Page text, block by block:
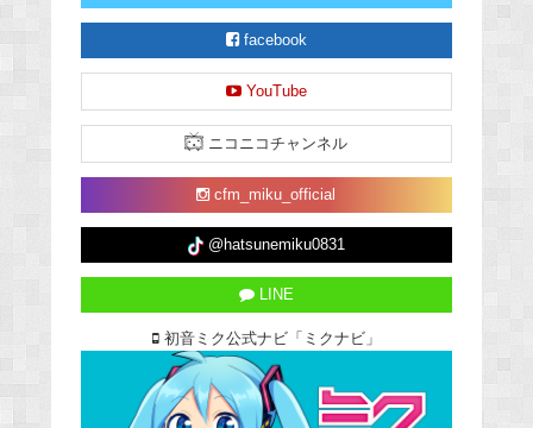
facebook
YouTube
ニコニコチャンネル
cfm_miku_official
@hatsunemiku0831
LINE
初音ミク公式ナビ「ミクナビ」